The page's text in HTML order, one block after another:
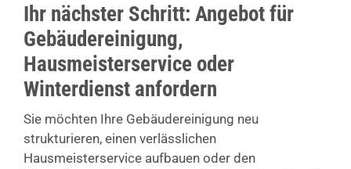
Ihr nächster Schritt: Angebot für
Gebäudereinigung,
Hausmeisterservice oder
Winterdienst anfordern
Sie möchten Ihre Gebäudereinigung neu
strukturieren, einen verlässlichen
Hausmeisterservice aufbauen oder den